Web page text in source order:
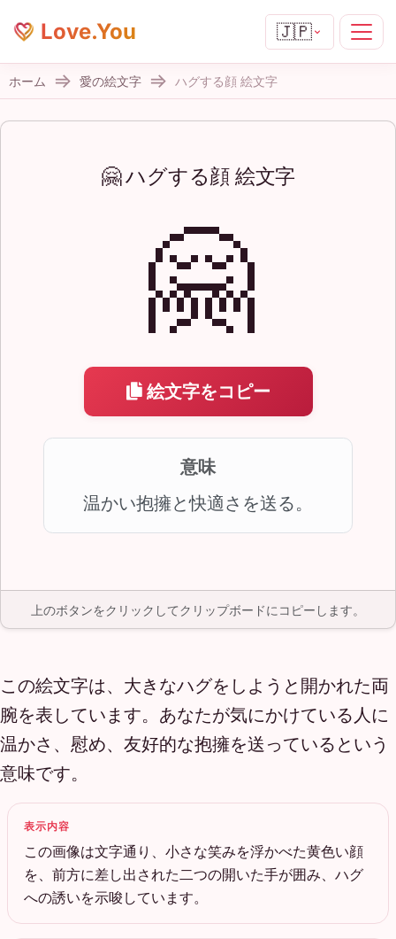
Love.You 🇯🇵
ホーム 愛の絵文字 ハグする顔 絵文字
🤗 ハグする顔 絵文字
🤗
絵文字をコピー
意味
温かい抱擁と快適さを送る。
上のボタンをクリックしてクリップボードにコピーします。
この絵文字は、大きなハグをしようと開かれた両
腕を表しています。あなたが気にかけている人に
温かさ、慰め、友好的な抱擁を送っているという
意味です。
表示内容
この画像は文字通り、小さな笑みを浮かべた黄色い顔
を、前方に差し出された二つの開いた手が囲み、ハグ
への誘いを示唆しています。